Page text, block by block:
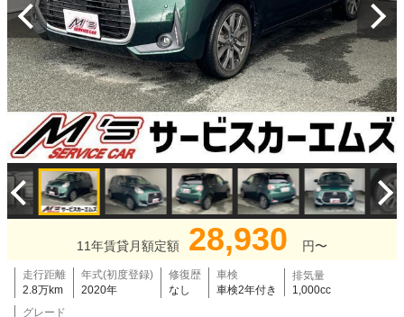
11年賃貸月額定額 28,930 円〜
走行距離
2.8万km
年式(初度登録)
2020年
修復歴
なし
車検
車検2年付き
排気量
1,000cc
グレード